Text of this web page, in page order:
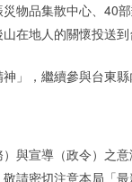
災物品集散中心、
在地人的關懷投送到
，繼續參與台東縣
宣導（政令）之意
請密切注意本局「